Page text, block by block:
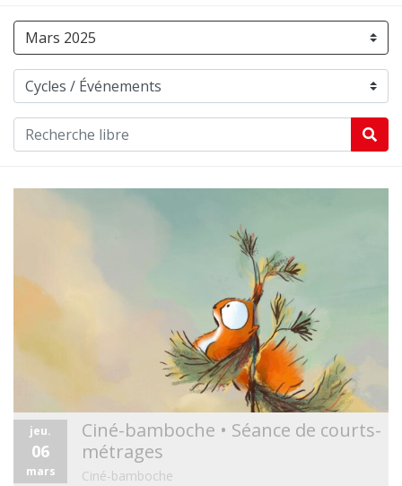
jeu.
06
mars
Ciné-bamboche • Séance de courts-
métrages
Ciné-bamboche